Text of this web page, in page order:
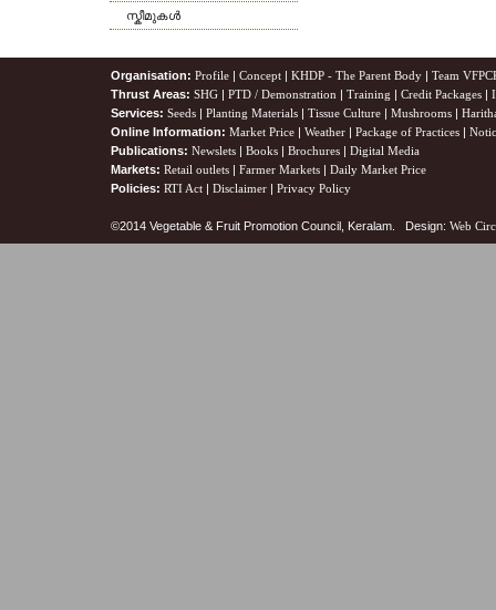
സ്കീമുകള്‍
Organisation: Profile | Concept | KHDP - The Parent Body | Team
Thrust Areas: SHG | PTD / Demonstration | Training | Credit Packages |
Services: Seeds | Planting Materials | Tissue Culture | Mushrooms |
Online Information: Market Price | Weather | Package of Practices |
Publications: Newslets | Books | Brochures | Digital Media
Markets: Retail outlets | Farmer Markets | Daily Market Price
Policies: RTI Act | Disclaimer | Privacy Policy
©2014 Vegetable & Fruit Promotion Council, Keralam. Design: Web